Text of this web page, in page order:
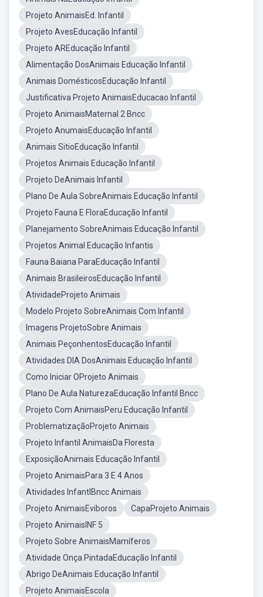
Projeto AnimaisEd. Infantil
Projeto AvesEducação Infantil
Projeto AREducação Infantil
Alimentação DosAnimais Educação Infantil
Animais DomésticosEducação Infantil
Justificativa Projeto AnimaisEducacao Infantil
Projeto AnimaisMaternal 2 Bncc
Projeto AnumaisEducação Infantil
Animais SitioEducação Infantil
Projetos Animais Educação Infantil
Projeto DeAnimais Infantil
Plano De Aula SobreAnimais Educação Infantil
Projeto Fauna E FloraEducação Infantil
Planejamento SobreAnimais Educação Infantil
Projetos Animal Educação Infantis
Fauna Baiana ParaEducação Infantil
Animais BrasileirosEducação Infantil
AtividadeProjeto Animais
Modelo Projeto SobreAnimais Com Infantil
Imagens ProjetoSobre Animais
Animais PeçonhentosEducação Infantil
Atividades DIA DosAnimais Educação Infantil
Como Iniciar OProjeto Animais
Plano De Aula NaturezaEducação Infantil Bncc
Projeto Com AnimaisPeru Educação Infantil
ProblematizaçãoProjeto Animais
Projeto Infantil AnimaisDa Floresta
ExposiçãoAnimais Educação Infantil
Projeto AnimaisPara 3 E 4 Anos
Atividades InfantlBncc Animais
Projeto AnimaisEviboros
CapaProjeto Animais
Projeto AnimaisINF 5
Projeto Sobre AnimaisMamíferos
Atividade Onça PintadaEducação Infantil
Abrigo DeAnimais Educação Infantil
Projeto AnimaisEscola